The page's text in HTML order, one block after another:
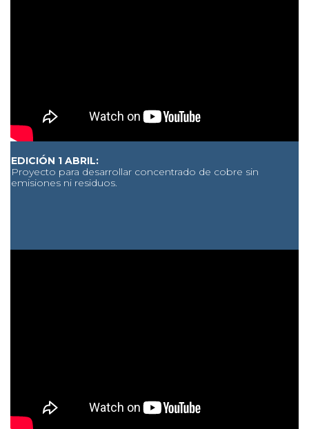
EDICIÓN 1 ABRIL:
Proyecto para desarrollar concentrado de cobre sin
emisiones ni residuos.